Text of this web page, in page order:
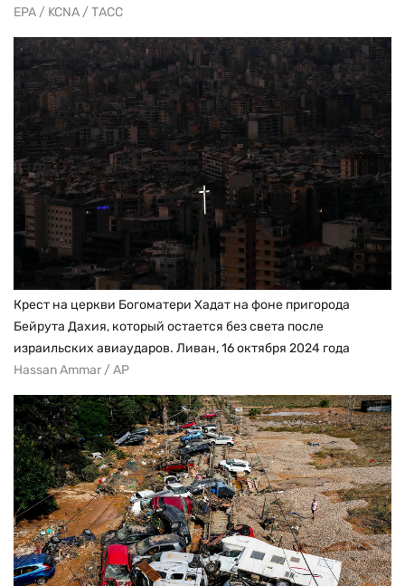
EPA / KCNA / ТАСС
Крест на церкви Богоматери Хадат на фоне пригорода
Бейрута Дахия, который остается без света после
израильских авиаударов. Ливан, 16 октября 2024 года
Hassan Ammar / AP